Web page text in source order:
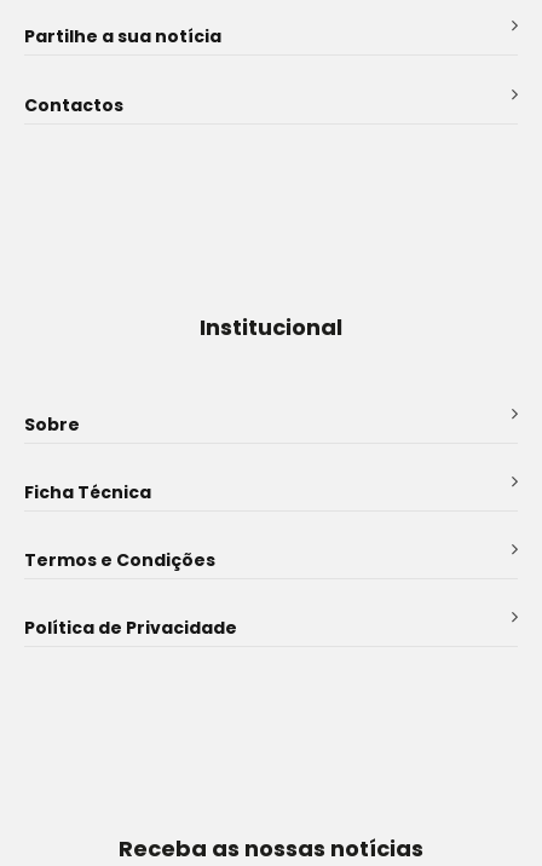
Partilhe a sua notícia
Contactos
Institucional
Sobre
Ficha Técnica
Termos e Condições
Política de Privacidade
Receba as nossas notícias